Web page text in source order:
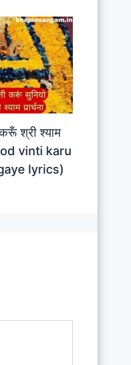
श्री श्याम
jod vinti karu
lyrics)